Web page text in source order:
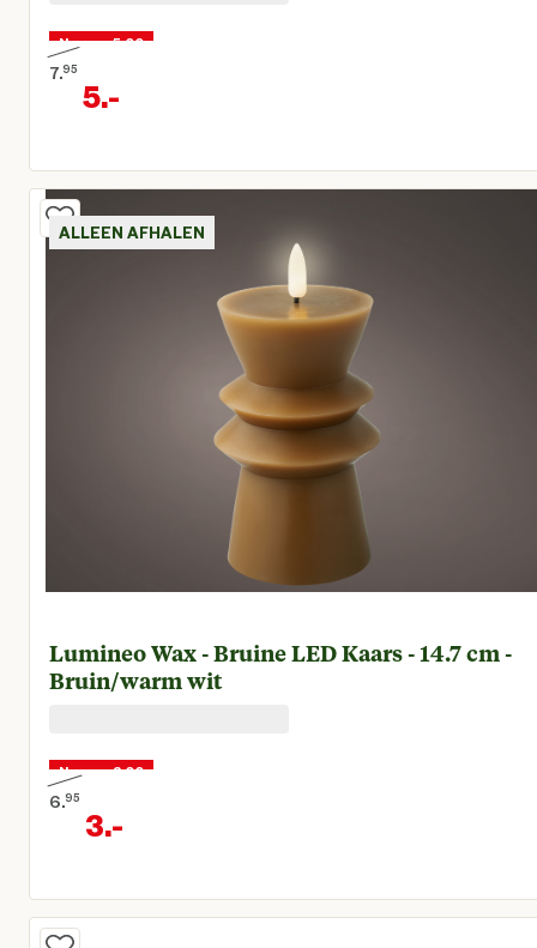
Nu voor 5,00
7.95
Oorspronkelijke prijs € 7,95
5.-
Huidige prijs € 5,00
ALLEEN AFHALEN
Lumineo Wax - Bruine LED Kaars - 14.7 cm -
Bruin/warm wit
Nu voor 3,00
6.95
Oorspronkelijke prijs € 6,95
3.-
Huidige prijs € 3,00